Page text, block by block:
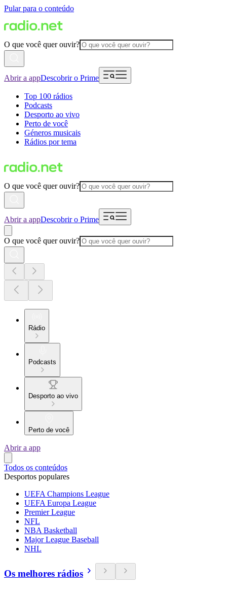
Pular para o conteúdo
O que você quer ouvir?
Abrir a appDescobrir o Prime
Top 100 rádios
Podcasts
Desporto ao vivo
Perto de você
Géneros musicais
Rádios por tema
O que você quer ouvir?
Abrir a appDescobrir o Prime
O que você quer ouvir?
Rádio
Podcasts
Desporto ao vivo
Perto de você
Abrir a app
Todos os conteúdos
Desportos populares
UEFA Champions League
UEFA Europa League
Premier League
NFL
NBA Basketball
Major League Baseball
NHL
Os melhores rádios